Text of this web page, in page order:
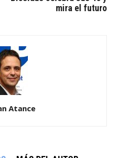
mira el futuro
Atance